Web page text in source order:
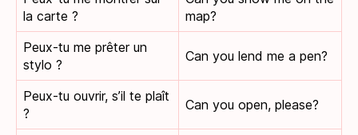
la carte ?
map?
Peux-tu me prêter un
stylo ?
Can you lend me a pen?
Peux-tu ouvrir, s’il te plaît
?
Can you open, please?